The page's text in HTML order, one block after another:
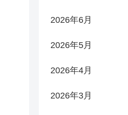
2026年6月
2026年5月
2026年4月
2026年3月